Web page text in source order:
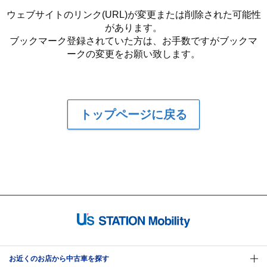
ウェブサイトのリンク(URL)が変更または削除された可能性
があります。
ブックマーク登録されていた方は、お手数ですがブックマ
ークの変更をお願い致します。
トップページに戻る
お近くのお店から中古車を探す